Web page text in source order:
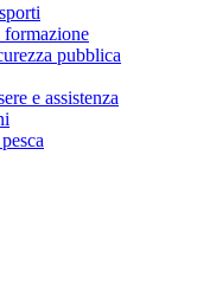
formazione
pubblica
e assistenza